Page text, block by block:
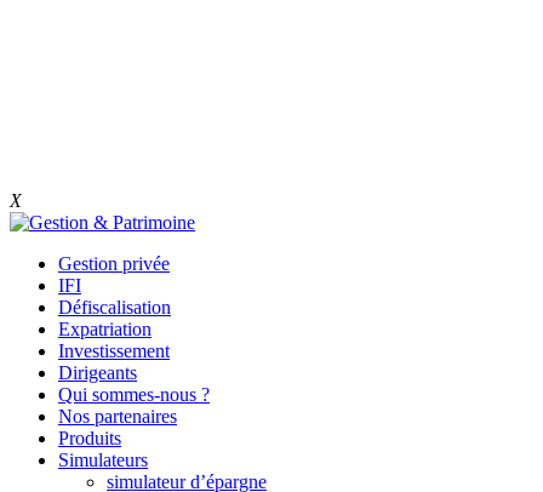
X
Gestion privée
IFI
Défiscalisation
Expatriation
Investissement
Dirigeants
Qui sommes-nous ?
Nos partenaires
Produits
Simulateurs
simulateur d’épargne